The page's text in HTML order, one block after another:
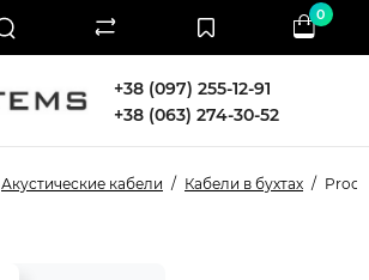
+38 (097) 255-12-91
+38 (063) 274-30-52
0
Акустические кабели Кабели в бухтах